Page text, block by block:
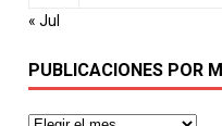
« Jul
PUBLICACIONES POR